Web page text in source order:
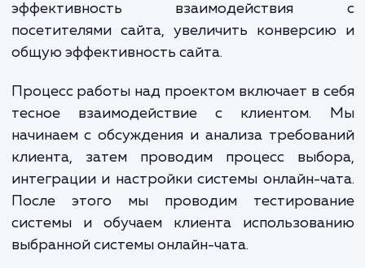
посетителей. Затем
интеграция выбранной системы с веб-
клиента и ее настройка согласно
бизнеса.
Получившиеся преимущества от
онлайн-чата могут быть весьма
Онлайн-чат способен не только
уровень обслуживания клиентов, но и
эффективность
посетителями сайта, увеличить